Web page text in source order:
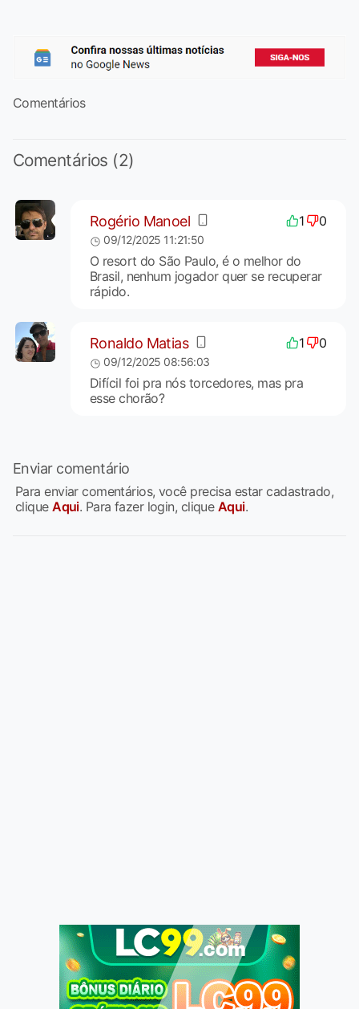
Comentários
Comentários (2)
Rogério Manoel 1 0
09/12/2025 11:21:50
O resort do São Paulo, é o melhor do
Brasil, nenhum jogador quer se recuperar
rápido.
Ronaldo Matias 1 0
09/12/2025 08:56:03
Difícil foi pra nós torcedores, mas pra
esse chorão?
Enviar comentário
Para enviar comentários, você precisa estar cadastrado,
cliqueAqui. Para fazer login, clique Aqui.